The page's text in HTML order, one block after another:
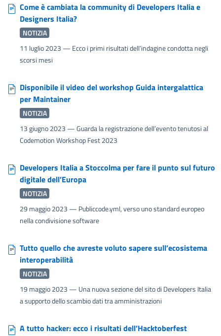
Come è cambiata la community di Developers Italia e
Designers Italia?
NOTIZIA
11 luglio 2023 — Ecco i primi risultati dell’indagine condotta negli
scorsi mesi
Disponibile il video del workshop Guida intergalattica
per Maintainer
NOTIZIA
13 giugno 2023 — Guarda la registrazione dell’evento tenutosi al
Codemotion Workshop Fest 2023
Developers Italia a Stoccolma per fare il punto sul futuro
digitale dell’Europa
NOTIZIA
29 maggio 2023 — Publiccode.yml, verso uno standard europeo
nella condivisione software
Tutto quello che avreste voluto sapere sull’ecosistema
interoperabilità
NOTIZIA
19 maggio 2023 — Una nuova sezione del sito di Developers Italia
a supporto dello scambio dati tra amministrazioni
A tutto hacker: ecco i risultati dell’Hacktoberfest